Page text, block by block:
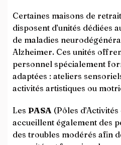
Certaines maisons de
disposent d’unités dédiées
de maladies
Alzheimer. Ces unités
personnel spécialement
adaptées : ateliers
activités artistiques ou
Les PASA (Pôles
accueillent également des
des troubles modérés afin